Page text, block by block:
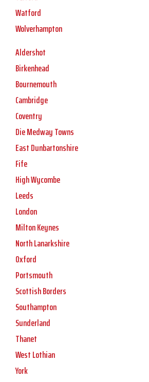
Watford
Wolverhampton
Aldershot
Birkenhead
Bournemouth
Cambridge
Coventry
Die Medway Towns
East Dunbartonshire
Fife
High Wycombe
Leeds
London
Milton Keynes
North Lanarkshire
Oxford
Portsmouth
Scottish Borders
Southampton
Sunderland
Thanet
West Lothian
York